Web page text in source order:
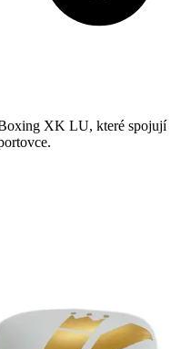
XK LU, které spojují